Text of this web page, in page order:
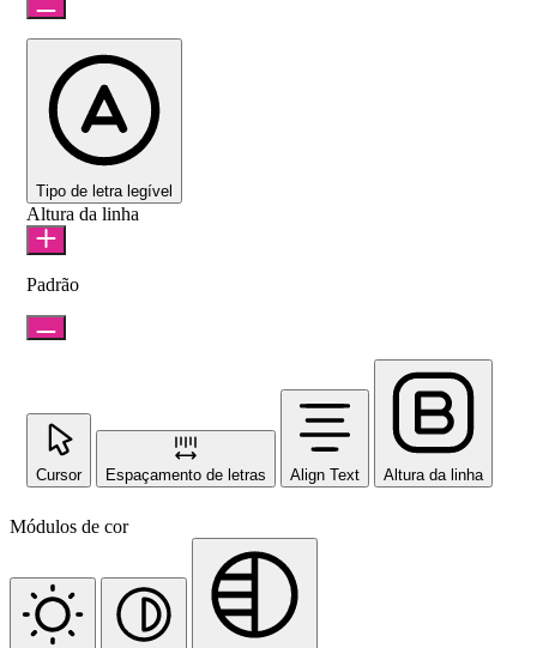
Tipo de letra legível
Altura da linha
Padrão
Cursor Espaçamento de letras Align Text Altura da linha
Módulos de cor